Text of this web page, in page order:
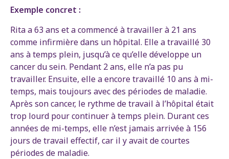
Exemple concret :
Rita a 63 ans et a commencé à travailler à 21 ans
comme infirmière dans un hôpital. Elle a travaillé 30
ans à temps plein, jusqu’à ce qu’elle développe un
cancer du sein. Pendant 2 ans, elle n’a pas pu
travailler. Ensuite, elle a encore travaillé 10 ans à mi-
temps, mais toujours avec des périodes de maladie.
Après son cancer, le rythme de travail à l’hôpital était
trop lourd pour continuer à temps plein. Durant ces
années de mi-temps, elle n’est jamais arrivée à 156
jours de travail effectif, car il y avait de courtes
périodes de maladie.